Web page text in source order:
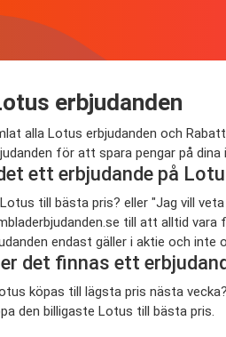
erbjudanden
alla Lotus erbjudanden och
för att spara pengar på
ett erbjudande på
till bästa pris? eller "Jag vill
till att alltid
endast gäller i aktie och inte
det finnas ett
köpas till lägsta pris nästa
den billigaste Lotus till bästa pris.